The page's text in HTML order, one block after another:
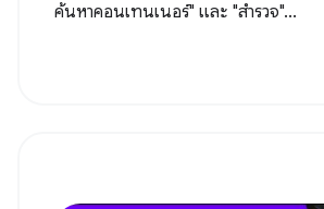
ค้นหาคอนเทนเนอร์" และ "สำรวจ"...